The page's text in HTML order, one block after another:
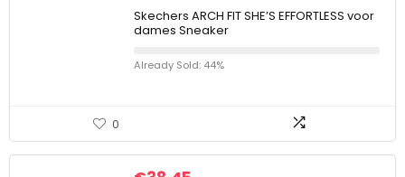
Skechers ARCH FIT SHE’S EFFORTLESS voor
dames Sneaker
Already Sold: 44%
0